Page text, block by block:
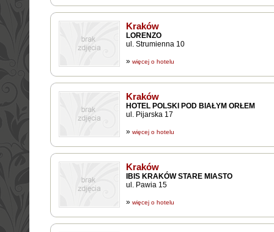
Kraków
LORENZO
ul. Strumienna 10
» więcej o hotelu
Kraków
HOTEL POLSKI POD BIAŁYM ORŁEM
ul. Pijarska 17
» więcej o hotelu
Kraków
IBIS KRAKÓW STARE MIASTO
ul. Pawia 15
» więcej o hotelu